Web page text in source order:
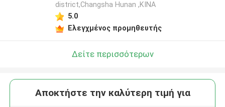
district,Changsha Hunan ,ΚΙΝΑ
5.0
Ελεγχμένος προμηθευτής
Δείτε περισσότερων
Αποκτήστε την καλύτερη τιμή για